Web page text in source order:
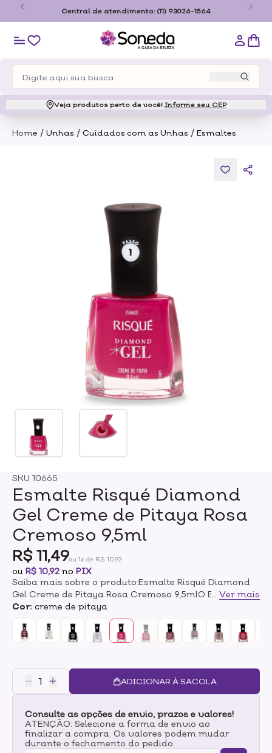
Central de atendimento: (11) 93026-1564
Veja produtos perto de você! Informe seu CEP
Home / Unhas / Cuidados com as Unhas / Esmaltes
SKU 10665
Esmalte Risqué Diamond
Gel Creme de Pitaya Rosa
Cremoso 9,5ml
R$ 11,49ou 1x de R$ 10,92
ou R$ 10,92 no PIX
Saiba mais sobre o produto:Esmalte Risqué Diamond
Gel Creme de Pitaya Rosa Cremoso 9,5mlO Esmalte
Risqué Diamond Gel Creme de Pitaya tem a tonalidade
rosa, possui alto brilho e durabilidade. O pincel contém
800 cerdas o que aumenta a cobertura e precisão na
aplicação do esmalte. Sua fórmula hipoalergênica é
garantir o efeito gel, após a aplicação do esmalte com
cor (Passo 1), passe o Top Coat Fixador Diamond Gel
Risqué (Passo 2), que foi criado especialmente para
por mais tempo!
Ver mais
Cor: creme de pitaya
ADICIONAR À SACOLA
Consulte as opções de envio, prazos e valores!
ATENÇÃO: Selecione a forma de envio ao
finalizar a compra. Os valores podem mudar
durante o fechamento do pedido.